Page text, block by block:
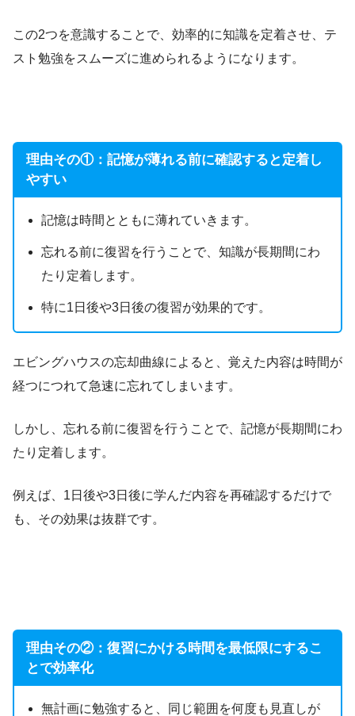
この2つを意識することで、効率的に知識を定着させ、テ
スト勉強をスムーズに進められるようになります。
理由その①：記憶が薄れる前に確認すると定着し
やすい
記憶は時間とともに薄れていきます。
忘れる前に復習を行うことで、知識が長期間にわ
たり定着します。
特に1日後や3日後の復習が効果的です。
エビングハウスの忘却曲線によると、覚えた内容は時間が
経つにつれて急速に忘れてしまいます。
しかし、忘れる前に復習を行うことで、記憶が長期間にわ
たり定着します。
例えば、1日後や3日後に学んだ内容を再確認するだけで
も、その効果は抜群です。
理由その②：復習にかける時間を最低限にするこ
とで効率化
無計画に勉強すると、同じ範囲を何度も見直しが